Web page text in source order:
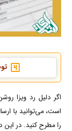
اگر دلیل رد ویزا
است، می‌توانید با
را مطرح کنید. در